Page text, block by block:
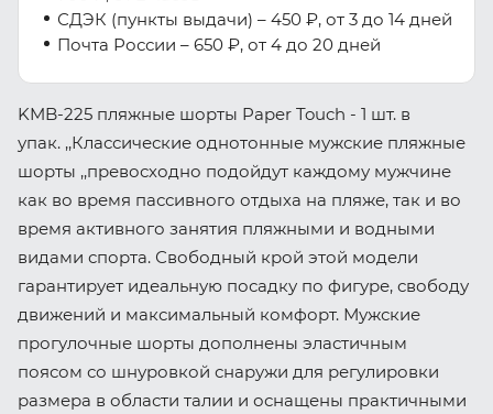
СДЭК (пункты выдачи) – 450 ₽, от 3 до 14 дней
Почта России – 650 ₽, от 4 до 20 дней
KMB-225 пляжные шорты Paper Touch - 1 шт. в
упак. ,,Классические однотонные мужские пляжные
шорты ,,превосходно подойдут каждому мужчине
как во время пассивного отдыха на пляже, так и во
время активного занятия пляжными и водными
видами спорта. Свободный крой этой модели
гарантирует идеальную посадку по фигуре, свободу
движений и максимальный комфорт. Мужские
прогулочные шорты дополнены эластичным
поясом со шнуровкой снаружи для регулировки
размера в области талии и оснащены практичными